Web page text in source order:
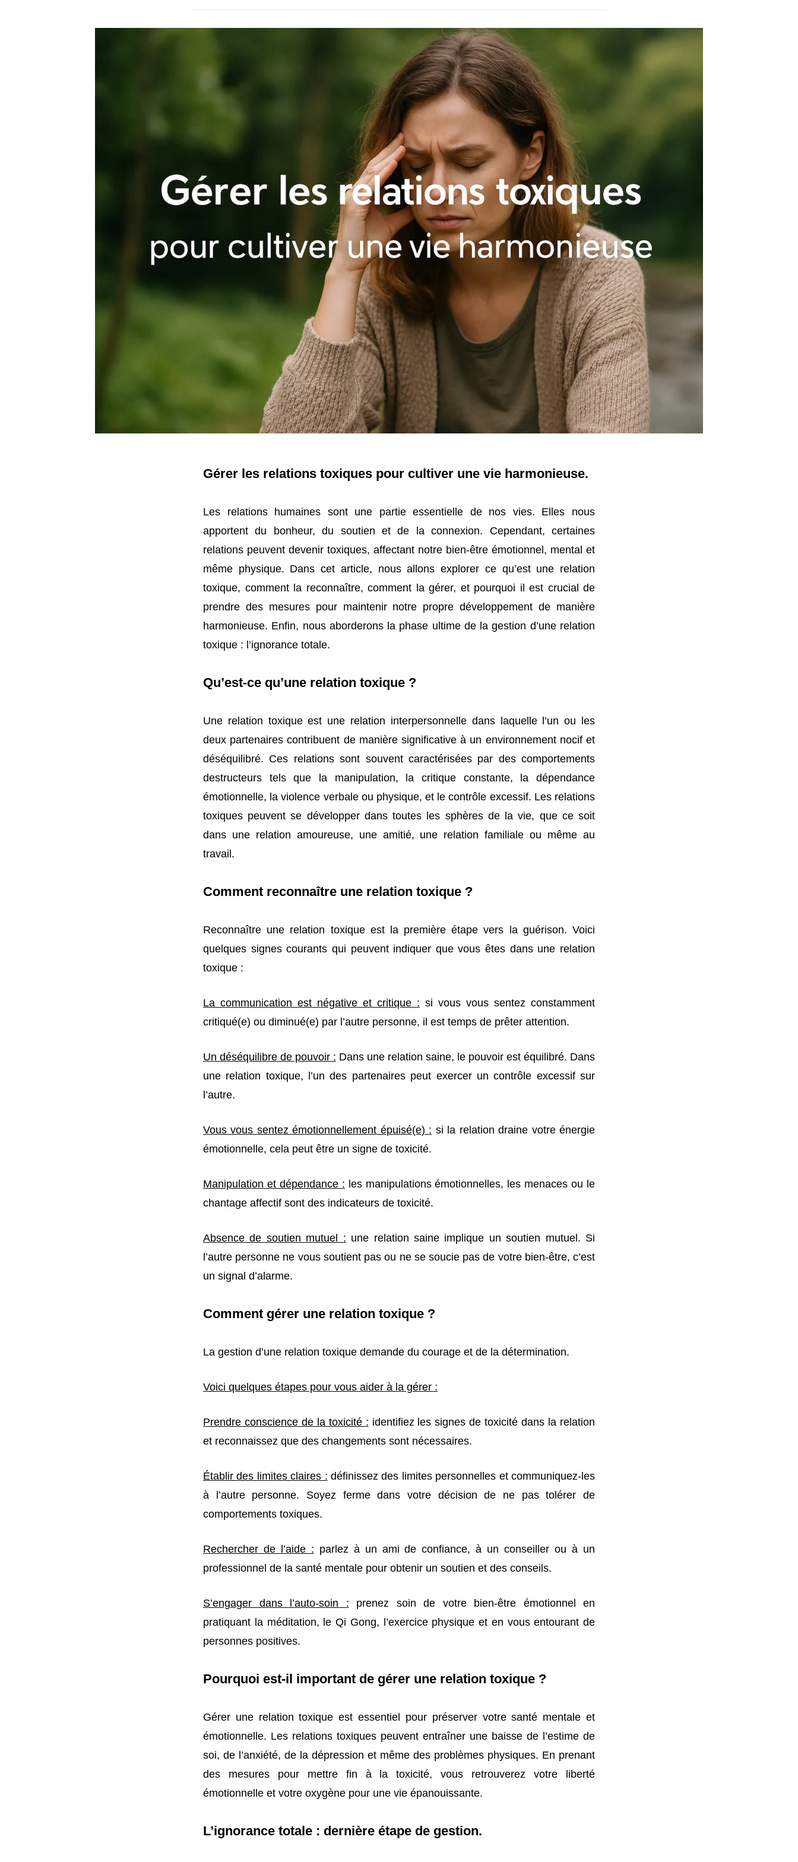
Gérer les relations toxiques pour cultiver une vie harmonieuse.
Les relations humaines sont une partie essentielle de nos vies. Elles nous
apportent du bonheur, du soutien et de la connexion. Cependant, certaines
relations peuvent devenir toxiques, affectant notre bien-être émotionnel, mental et
même physique. Dans cet article, nous allons explorer ce qu’est une relation
toxique, comment la reconnaître, comment la gérer, et pourquoi il est crucial de
prendre des mesures pour maintenir notre propre développement de manière
harmonieuse. Enfin, nous aborderons la phase ultime de la gestion d’une relation
toxique : l’ignorance totale.
Qu’est-ce qu’une relation toxique ?
Une relation toxique est une relation interpersonnelle dans laquelle l’un ou les
deux partenaires contribuent de manière significative à un environnement nocif et
déséquilibré. Ces relations sont souvent caractérisées par des comportements
destructeurs tels que la manipulation, la critique constante, la dépendance
émotionnelle, la violence verbale ou physique, et le contrôle excessif. Les relations
toxiques peuvent se développer dans toutes les sphères de la vie, que ce soit
dans une relation amoureuse, une amitié, une relation familiale ou même au
travail.
Comment reconnaître une relation toxique ?
Reconnaître une relation toxique est la première étape vers la guérison. Voici
quelques signes courants qui peuvent indiquer que vous êtes dans une relation
toxique :
La communication est négative et critique : si vous vous sentez constamment
critiqué(e) ou diminué(e) par l’autre personne, il est temps de prêter attention.
Un déséquilibre de pouvoir : Dans une relation saine, le pouvoir est équilibré. Dans
une relation toxique, l’un des partenaires peut exercer un contrôle excessif sur
l’autre.
Vous vous sentez émotionnellement épuisé(e) : si la relation draine votre énergie
émotionnelle, cela peut être un signe de toxicité.
Manipulation et dépendance : les manipulations émotionnelles, les menaces ou le
chantage affectif sont des indicateurs de toxicité.
Absence de soutien mutuel : une relation saine implique un soutien mutuel. Si
l’autre personne ne vous soutient pas ou ne se soucie pas de votre bien-être, c’est
un signal d’alarme.
Comment gérer une relation toxique ?
La gestion d’une relation toxique demande du courage et de la détermination.
Voici quelques étapes pour vous aider à la gérer :
Prendre conscience de la toxicité : identifiez les signes de toxicité dans la relation
et reconnaissez que des changements sont nécessaires.
Établir des limites claires : définissez des limites personnelles et communiquez-les
à l’autre personne. Soyez ferme dans votre décision de ne pas tolérer de
comportements toxiques.
Rechercher de l’aide : parlez à un ami de confiance, à un conseiller ou à un
professionnel de la santé mentale pour obtenir un soutien et des conseils.
S’engager dans l’auto-soin : prenez soin de votre bien-être émotionnel en
pratiquant la méditation, le Qi Gong, l’exercice physique et en vous entourant de
personnes positives.
Pourquoi est-il important de gérer une relation toxique ?
Gérer une relation toxique est essentiel pour préserver votre santé mentale et
émotionnelle. Les relations toxiques peuvent entraîner une baisse de l’estime de
soi, de l’anxiété, de la dépression et même des problèmes physiques. En prenant
des mesures pour mettre fin à la toxicité, vous retrouverez votre liberté
émotionnelle et votre oxygène pour une vie épanouissante.
L’ignorance totale : dernière étape de gestion.